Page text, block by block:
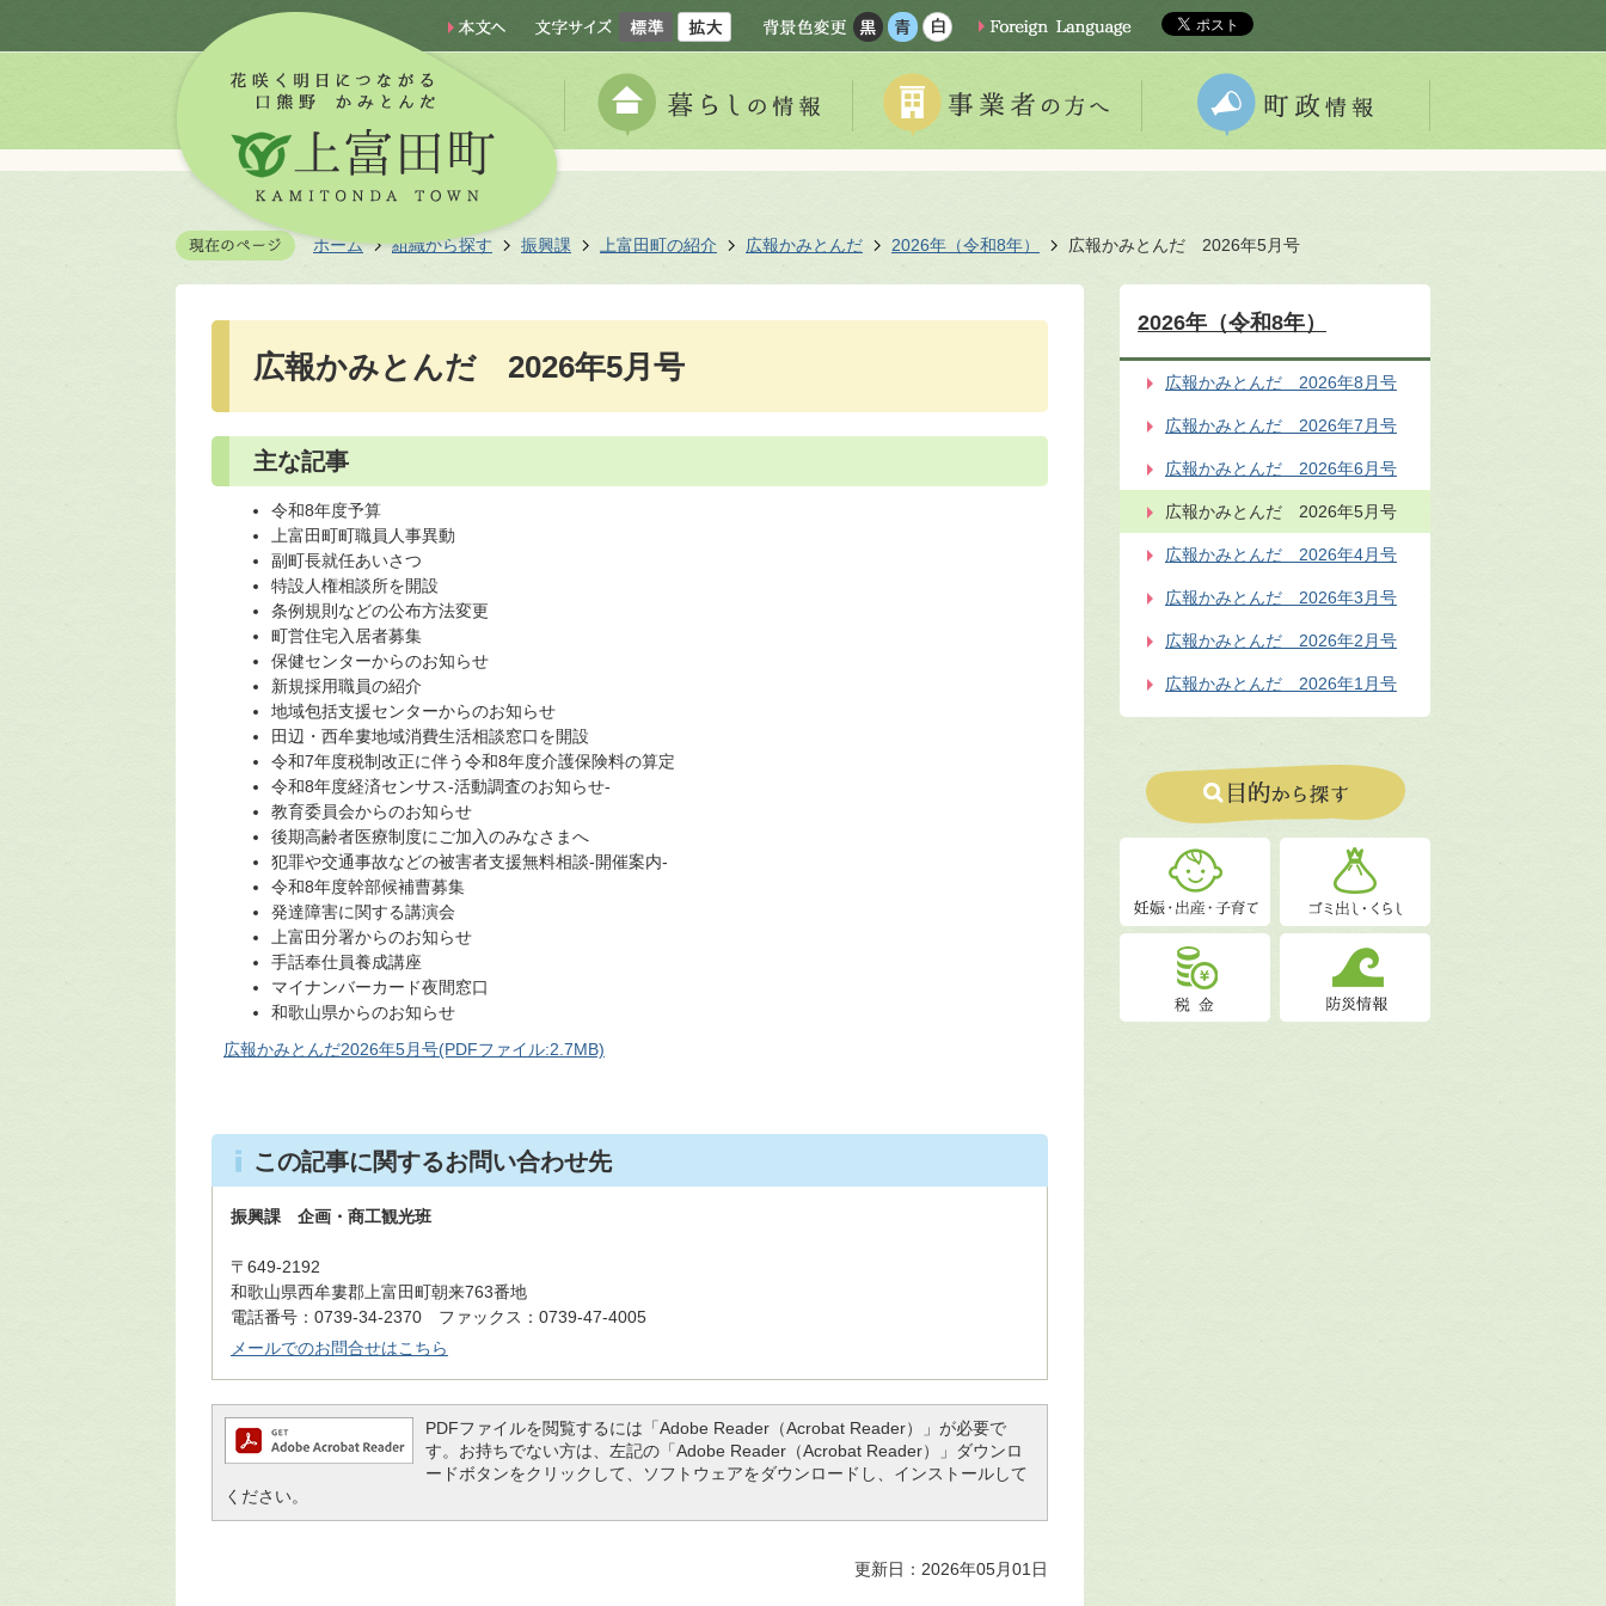
ホーム 組織から探す 振興課 上富田町の紹介 広報かみとんだ 2026年（令和8年） 広報かみとんだ 2026年5月号
広報かみとんだ 2026年5月号
主な記事
令和8年度予算
上富田町町職員人事異動
副町長就任あいさつ
特設人権相談所を開設
条例規則などの公布方法変更
町営住宅入居者募集
保健センターからのお知らせ
新規採用職員の紹介
地域包括支援センターからのお知らせ
田辺・西牟婁地域消費生活相談窓口を開設
令和7年度税制改正に伴う令和8年度介護保険料の算定
令和8年度経済センサス-活動調査のお知らせ-
教育委員会からのお知らせ
後期高齢者医療制度にご加入のみなさまへ
犯罪や交通事故などの被害者支援無料相談-開催案内-
令和8年度幹部候補曹募集
発達障害に関する講演会
上富田分署からのお知らせ
手話奉仕員養成講座
マイナンバーカード夜間窓口
和歌山県からのお知らせ
広報かみとんだ2026年5月号(PDFファイル:2.7MB)
この記事に関するお問い合わせ先
振興課 企画・商工観光班
〒649-2192
和歌山県西牟婁郡上富田町朝来763番地
電話番号：0739-34-2370 ファックス：0739-47-4005
メールでのお問合せはこちら
PDFファイルを閲覧するには「Adobe Reader（Acrobat Reader）」が必要で
す。お持ちでない方は、左記の「Adobe Reader（Acrobat Reader）」ダウンロ
ードボタンをクリックして、ソフトウェアをダウンロードし、インストールして
ください。
更新日：2026年05月01日
2026年（令和8年）
広報かみとんだ 2026年8月号
広報かみとんだ 2026年7月号
広報かみとんだ 2026年6月号
広報かみとんだ 2026年5月号
広報かみとんだ 2026年4月号
広報かみとんだ 2026年3月号
広報かみとんだ 2026年2月号
広報かみとんだ 2026年1月号